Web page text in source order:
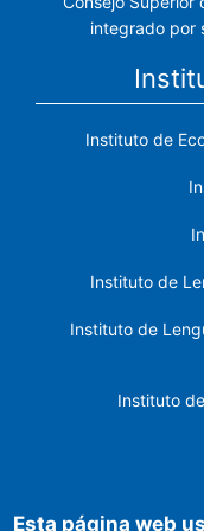
integrado por
Instituto de
Instituto de
Instituto de
Instituto
Esta página web